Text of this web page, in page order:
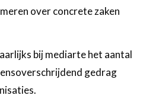
over concrete zaken
bij mediarte het aantal
gedrag